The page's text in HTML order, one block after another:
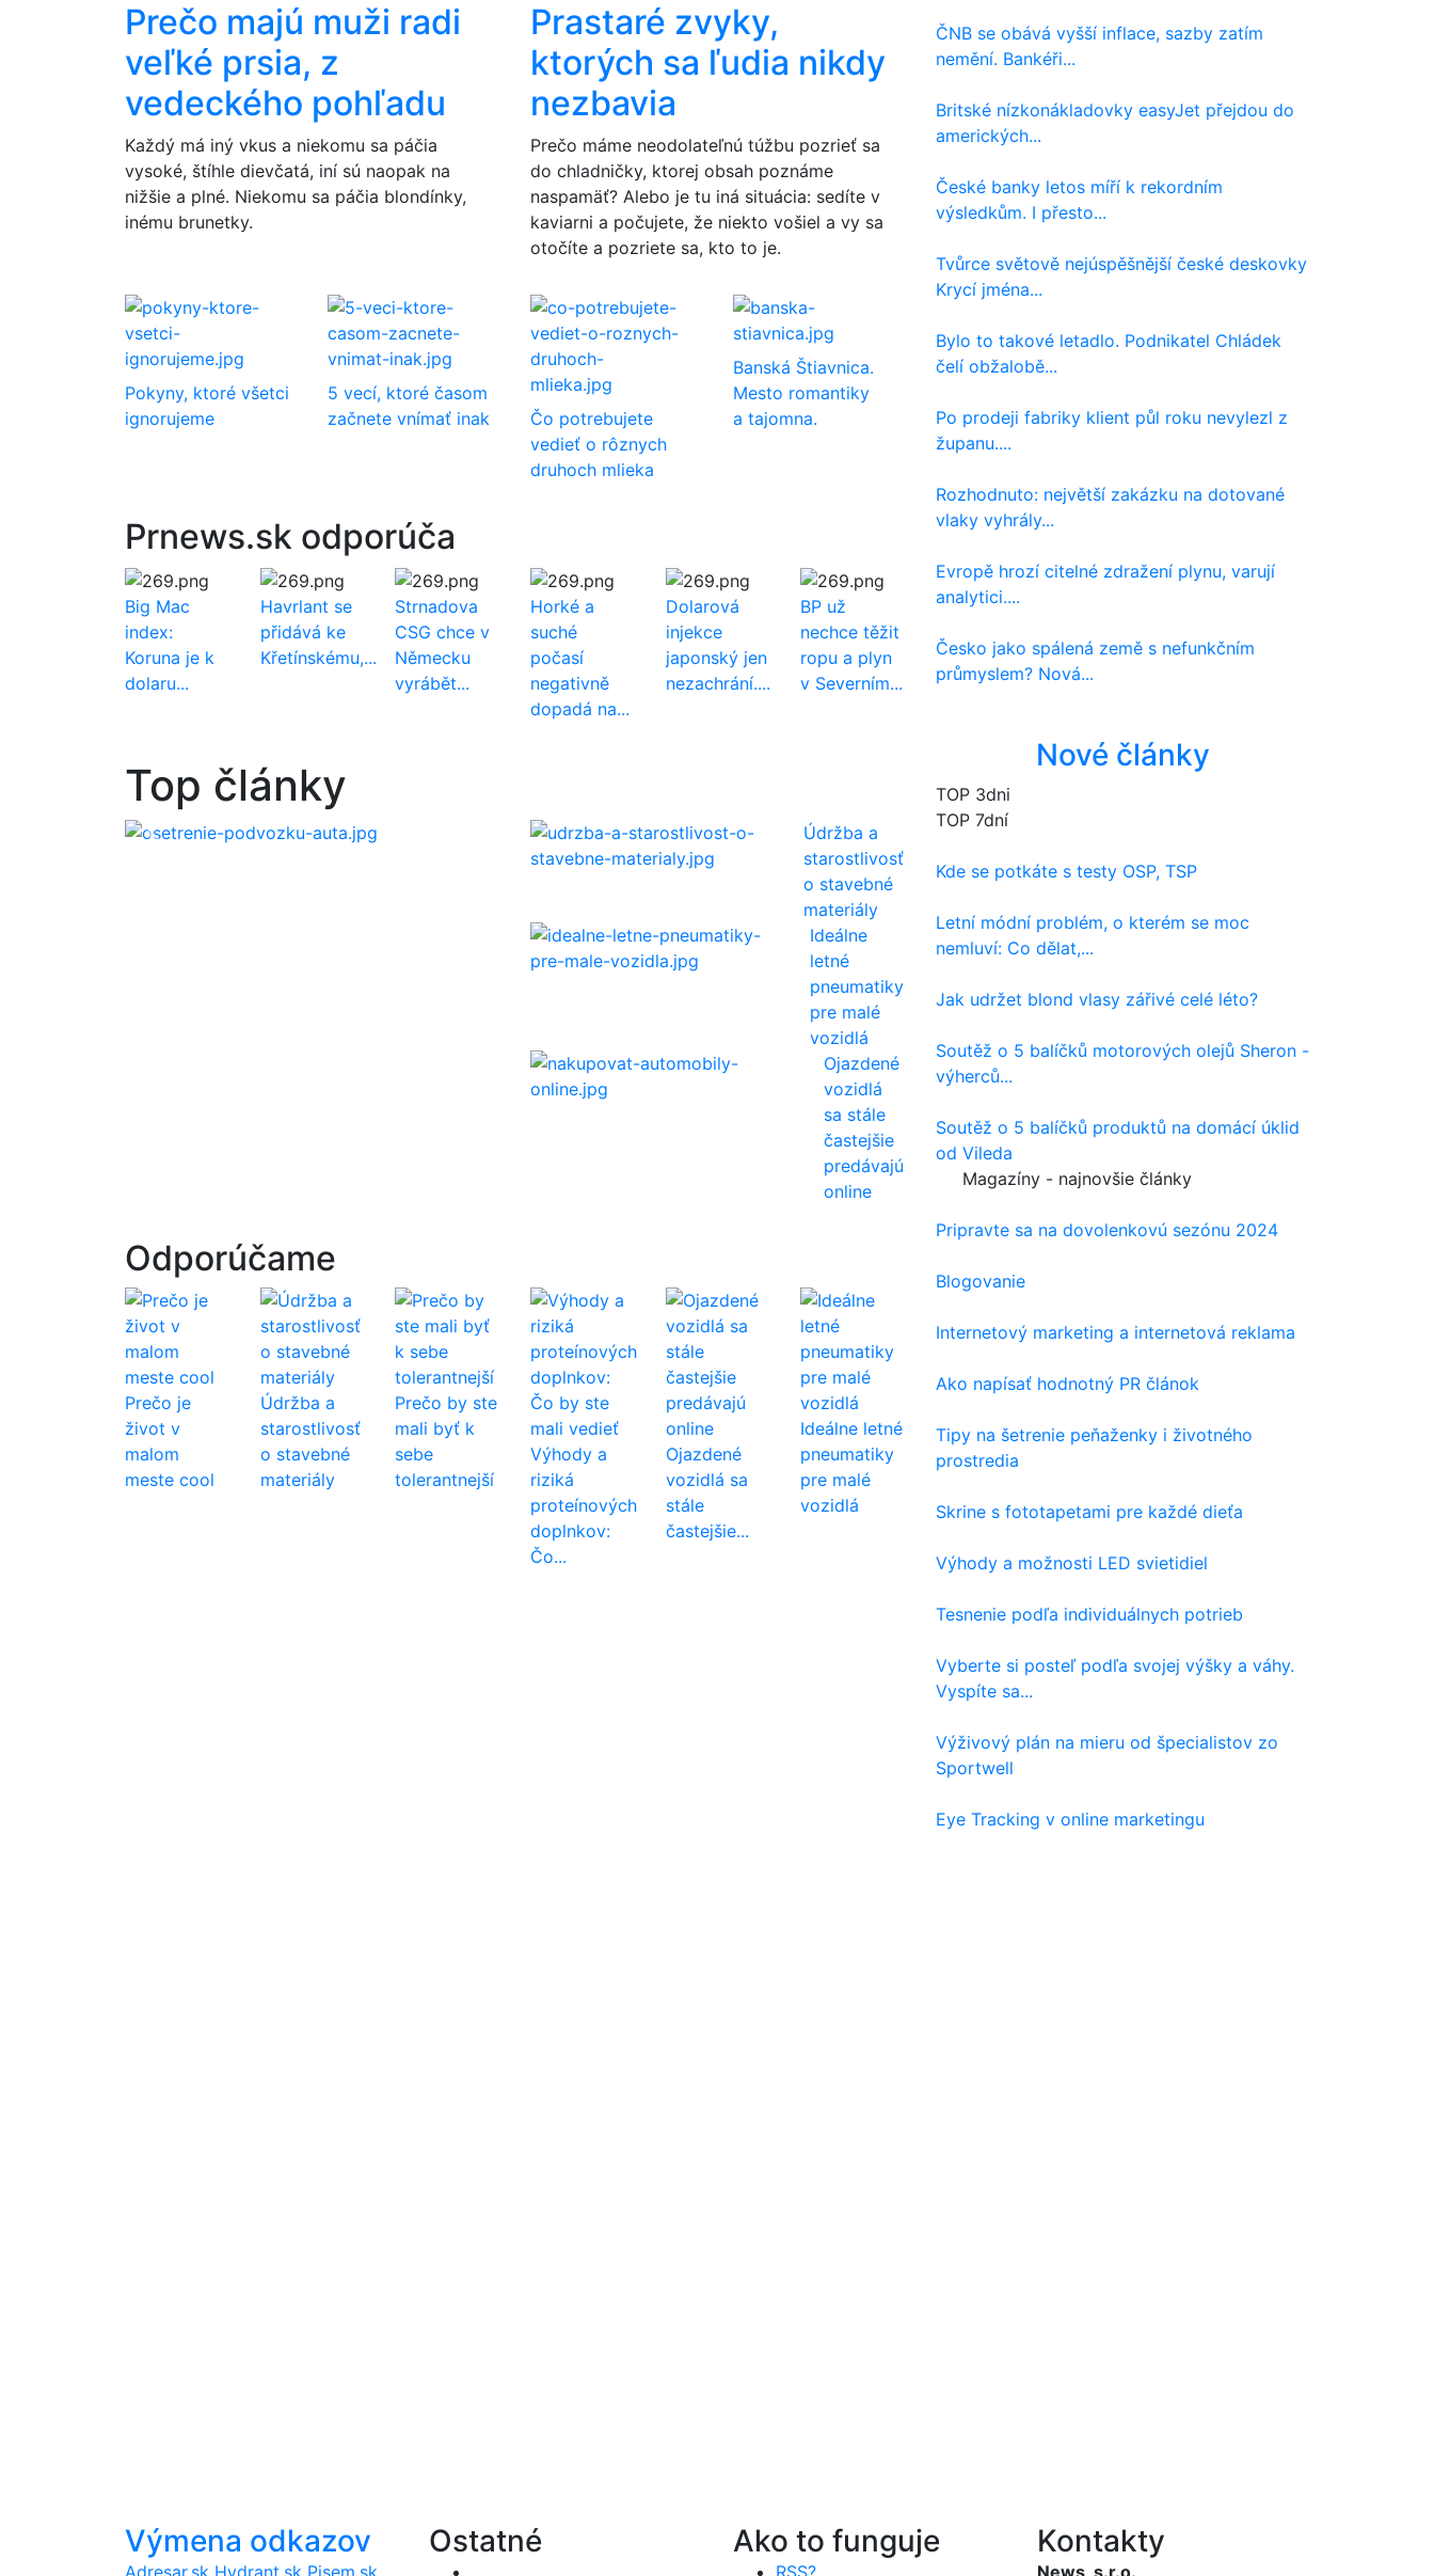
Prečo majú muži radi
veľké prsia, z
vedeckého pohľadu
Každý má iný vkus a niekomu sa páčia
vysoké, štíhle dievčatá, iní sú naopak na
nižšie a plné. Niekomu sa páčia blondínky,
inému brunetky.
Prastaré zvyky,
ktorých sa ľudia nikdy
nezbavia
Prečo máme neodolateľnú túžbu pozrieť sa
do chladničky, ktorej obsah poznáme
naspamäť? Alebo je tu iná situácia: sedíte v
kaviarni a počujete, že niekto vošiel a vy sa
otočíte a pozriete sa, kto to je.
Pokyny, ktoré všetci
ignorujeme
5 vecí, ktoré časom
začnete vnímať inak
Čo potrebujete
vedieť o rôznych
druhoch mlieka
Banská Štiavnica.
Mesto romantiky
a tajomna.
Prnews.sk odporúča
Big Mac
index:
Koruna je k
dolaru...
Havrlant se
přidává ke
Křetínskému,...
Strnadova
CSG chce v
Německu
vyrábět...
Horké a
suché
počasí
negativně
dopadá na...
Dolarová
injekce
japonský jen
nezachrání....
BP už
nechce těžit
ropu a plyn
v Severním...
Top články
Kedy je vhodný čas na ošetrenie
podvozku auta?
Predošlý
Údržba a
starostlivosť
o stavebné
materiály
Ideálne
letné
pneumatiky
pre malé
vozidlá
Ojazdené
vozidlá
sa stále
častejšie
predávajú
online
Odporúčame
Prečo je
život v
malom
meste cool
Údržba a
starostlivosť
o stavebné
materiály
Prečo by ste
mali byť k
sebe
tolerantnejší
Výhody a
riziká
proteínových
doplnkov:
Čo...
Ojazdené
vozidlá sa
stále
častejšie...
Ideálne letné
pneumatiky
pre malé
vozidlá
ČNB se obává vyšší inflace, sazby zatím
nemění. Bankéři...
Britské nízkonákladovky easyJet přejdou do
amerických...
České banky letos míří k rekordním
výsledkům. I přesto...
Tvůrce světově nejúspěšnější české deskovky
Krycí jména...
Bylo to takové letadlo. Podnikatel Chládek
čelí obžalobě...
Po prodeji fabriky klient půl roku nevylezl z
županu....
Rozhodnuto: největší zakázku na dotované
vlaky vyhrály...
Evropě hrozí citelné zdražení plynu, varují
analytici....
Česko jako spálená země s nefunkčním
průmyslem? Nová...
Nové články
TOP 3dni
TOP 7dní
Kde se potkáte s testy OSP, TSP
Letní módní problém, o kterém se moc
nemluví: Co dělat,...
Jak udržet blond vlasy zářivé celé léto?
Soutěž o 5 balíčků motorových olejů Sheron -
výherců...
Soutěž o 5 balíčků produktů na domácí úklid
od Vileda
Magazíny - najnovšie články
Pripravte sa na dovolenkovú sezónu 2024
Blogovanie
Internetový marketing a internetová reklama
Ako napísať hodnotný PR článok
Tipy na šetrenie peňaženky i životného
prostredia
Skrine s fototapetami pre každé dieťa
Výhody a možnosti LED svietidiel
Tesnenie podľa individuálnych potrieb
Vyberte si posteľ podľa svojej výšky a váhy.
Vyspíte sa...
Výživový plán na mieru od špecialistov zo
Sportwell
Eye Tracking v online marketingu
Výmena odkazov
Adresar.sk Hydrant.sk Pisem.sk
Ostatné Ako to funguje
RSS?
Kontakty
News, s.r.o.